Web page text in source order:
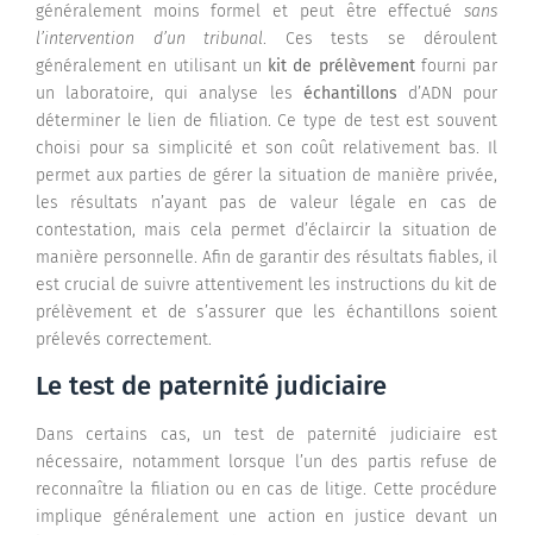
généralement moins formel et peut être effectué sans
l’intervention d’un tribunal. Ces tests se déroulent
généralement en utilisant un kit de prélèvementfourni par
un laboratoire, qui analyse les échantillons d’ADN pour
déterminer le lien de filiation. Ce type de test est souvent
choisi pour sa simplicité et son coût relativement bas. Il
permet aux parties de gérer la situation de manière privée,
les résultats n’ayant pas de valeur légale en cas de
contestation, mais cela permet d’éclaircir la situation de
manière personnelle. Afin de garantir des résultats fiables, il
est crucial de suivre attentivement les instructions du kit de
prélèvement et de s’assurer que les échantillons soient
prélevés correctement.
Le test de paternité judiciaire
Dans certains cas, un test de paternité judiciaire est
nécessaire, notamment lorsque l’un des partis refuse de
reconnaître la filiation ou en cas de litige. Cette procédure
implique généralement une action en justice devant un